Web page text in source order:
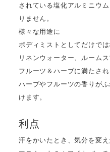
されている塩化アルミニウ
りません。
様々な用途に
ボディミストとしてだけで
リネンウォーター、ルーム
フルーツ＆ハーブに満たされ
ハーブやフルーツの香りが
けます。
利点
汗をかいたとき、気分を変